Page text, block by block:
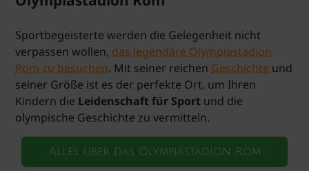
Sportbegeisterte werden die Gelegenheit nicht
verpassen wollen, das legendäre Olympiastadion
Rom zu besuchen. Mit seiner reichen Geschichte und
seiner Größe ist es der perfekte Ort, um Ihren
Kindern die Leidenschaft für Sport und die
olympische Geschichte zu vermitteln.
Alles über das Olympiastadion Rom